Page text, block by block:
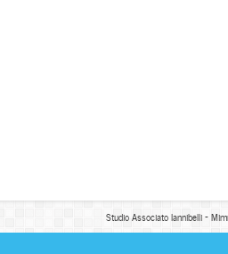
Studio Associato Iannibelli -